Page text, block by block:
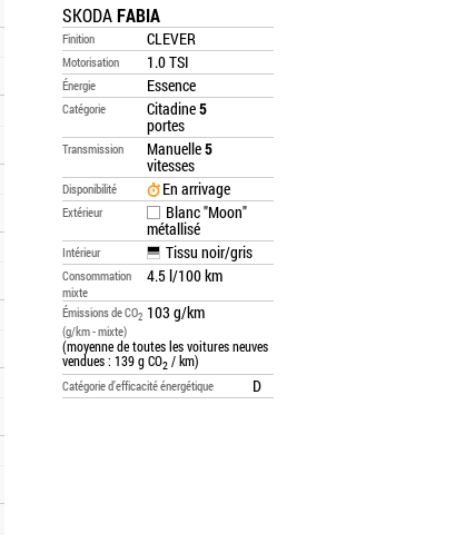
SKODAFABIA
Finition CLEVER
Motorisation 1.0 TSI
Énergie Essence
Catégorie Citadine5
portes
Transmission Manuelle5
vitesses
Disponibilité En arrivage
Extérieur Blanc "Moon"
métallisé
Intérieur Tissu noir/gris
Consommation
mixte
4.5 l/100 km
Émissions de CO2
(g/km - mixte)
103 g/km
(moyenne de toutes les voitures neuves
vendues : 139 g CO2 / km)
Catégorie d’efficacité énergétique D